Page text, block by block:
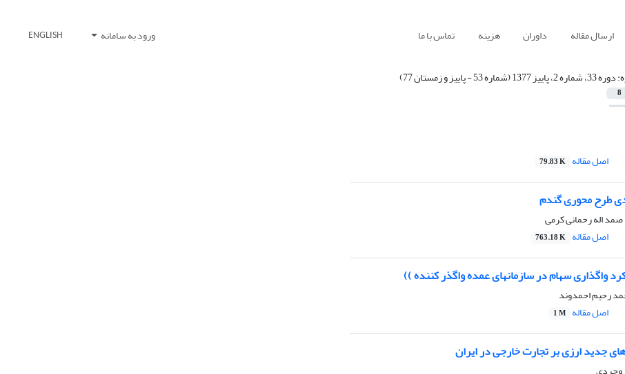
ارسال مقاله داوران هزینه تماس با ما ورود به سامانه ENGLISH
دوره 33، شماره 2، پاییز 1377 (شماره 53 - پاییز و زمستان 77)
8
اصل مقاله 79.83 K
طرح محوری گندم
اله رحمانی کرمی
اصل مقاله 763.18 K
واگذاری سهام در سازمانهای عمده واگذر کننده ))
رحیم احمدوند
اصل مقاله 1 M
جدید ارزی بر تجارت خارجی در ایران